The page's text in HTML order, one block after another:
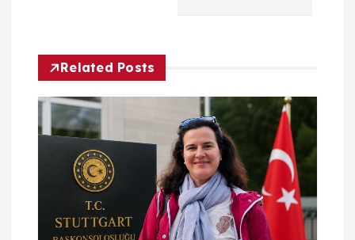
z
n
Related Posts